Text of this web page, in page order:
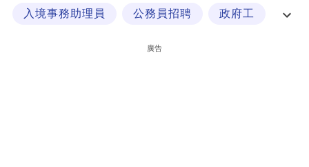
場
入境事務助理員 公務員招聘 政府工
廣告